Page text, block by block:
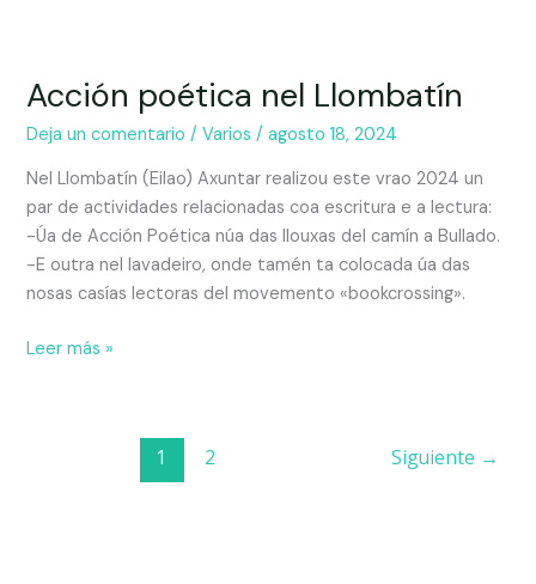
Acción poética nel Llombatín
Deja un comentario /Varios /agosto 18, 2024
Nel Llombatín (Eilao) Axuntar realizou este vrao 2024 un
par de actividades relacionadas coa escritura e a lectura:
-Úa de Acción Poética núa das llouxas del camín a Bullado.
-E outra nel lavadeiro, onde tamén ta colocada úa das
nosas casías lectoras del movemento «bookcrossing».
Leer más »
1 2 Siguiente →